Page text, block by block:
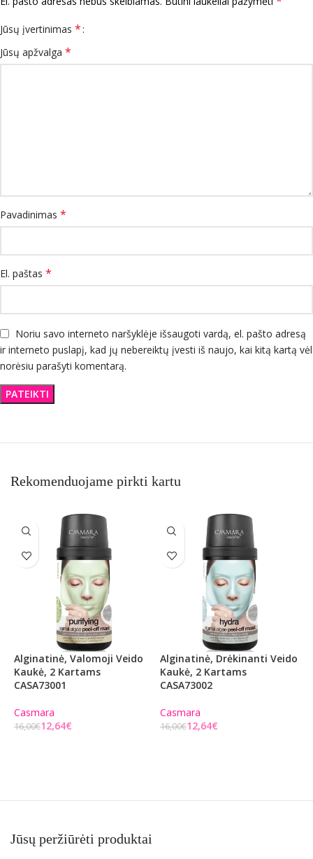
Jūsų įvertinimas *
Jūsų apžvalga *
Pavadinimas *
El. paštas *
Noriu savo interneto naršyklėje išsaugoti vardą, el. pašto adresą
ir interneto puslapį, kad jų nebereiktų įvesti iš naujo, kai kitą kartą vėl
norėsiu parašyti komentarą.
Rekomenduojame pirkti kartu
Alginatinė, Valomoji Veido
Kaukė, 2 Kartams
CASA73001
Casmara
16,00€12,64€
Alginatinė, Drėkinanti Veido
Kaukė, 2 Kartams
CASA73002
Casmara
16,00€12,64€
Jūsų peržiūrėti produktai